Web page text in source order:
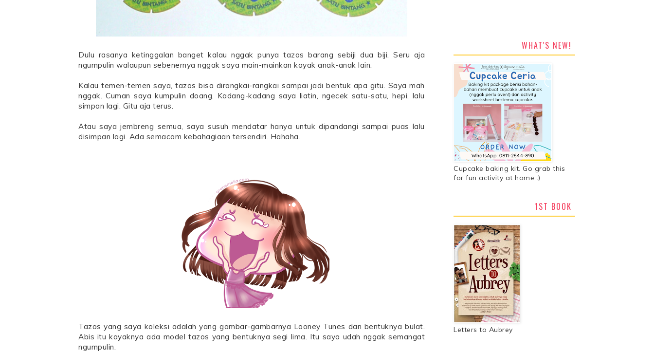
Dulu rasanya ketinggalan banget kalau nggak punya tazos barang sebiji dua biji. Seru aja
ngumpulin walaupun sebenernya nggak saya main-mainkan kayak anak-anak lain.
Kalau temen-temen saya, tazos bisa dirangkai-rangkai sampai jadi bentuk apa gitu. Saya mah
nggak. Cuman saya kumpulin doang. Kadang-kadang saya liatin, ngecek satu-satu, hepi, lalu
simpan lagi. Gitu aja terus.
Atau saya jembreng semua, saya susuh mendatar hanya untuk dipandangi sampai puas lalu
disimpan lagi. Ada semacam kebahagiaan tersendiri. Hahaha.
Tazos yang saya koleksi adalah yang gambar-gambarnya Looney Tunes dan bentuknya bulat.
Abis itu kayaknya ada model tazos yang bentuknya segi lima. Itu saya udah nggak semangat
ngumpulin.
WHAT'S NEW!
Cupcake baking kit. Go grab this
for fun activity at home :)
1ST BOOK
Letters to Aubrey